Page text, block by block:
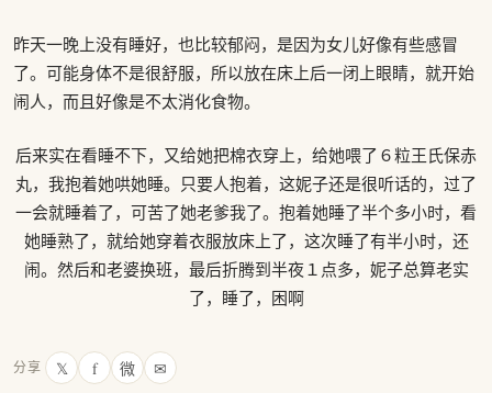
昨天一晚上没有睡好，也比较郁闷，是因为女儿好像有些感冒
了。可能身体不是很舒服，所以放在床上后一闭上眼睛，就开始
闹人，而且好像是不太消化食物。
后来实在看睡不下，又给她把棉衣穿上，给她喂了６粒王氏保赤
丸，我抱着她哄她睡。只要人抱着，这妮子还是很听话的，过了
一会就睡着了，可苦了她老爹我了。抱着她睡了半个多小时，看
她睡熟了，就给她穿着衣服放床上了，这次睡了有半小时，还
闹。然后和老婆换班，最后折腾到半夜１点多，妮子总算老实
了，睡了，困啊
分享 𝕏 f 微 ✉